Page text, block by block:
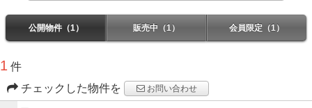
公開物件（1） 販売中（1） 会員限定（1）
1 件
チェックした物件を
お問い合わせ